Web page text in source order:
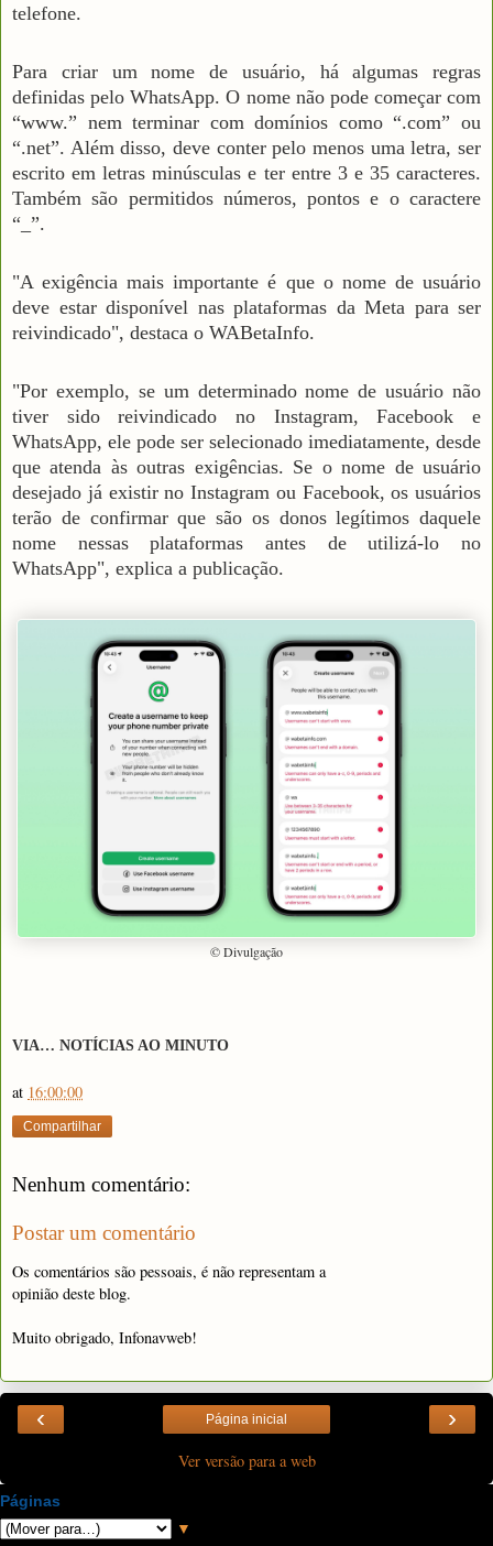
telefone.
Para criar um nome de usuário, há algumas regras
definidas pelo WhatsApp. O nome não pode começar com
“www.” nem terminar com domínios como “.com” ou
“.net”. Além disso, deve conter pelo menos uma letra, ser
escrito em letras minúsculas e ter entre 3 e 35 caracteres.
Também são permitidos números, pontos e o caractere
“_”.
"A exigência mais importante é que o nome de usuário
deve estar disponível nas plataformas da Meta para ser
reivindicado", destaca o WABetaInfo.
"Por exemplo, se um determinado nome de usuário não
tiver sido reivindicado no Instagram, Facebook e
WhatsApp, ele pode ser selecionado imediatamente, desde
que atenda às outras exigências. Se o nome de usuário
desejado já existir no Instagram ou Facebook, os usuários
terão de confirmar que são os donos legítimos daquele
nome nessas plataformas antes de utilizá-lo no
WhatsApp", explica a publicação.
© Divulgação
VIA… NOTÍCIAS AO MINUTO
at 16:00:00
Compartilhar
Nenhum comentário:
Postar um comentário
Os comentários são pessoais, é não representam a
opinião deste blog.
Muito obrigado, Infonavweb!
‹ ›
Página inicial
Ver versão para a web
Páginas
▼